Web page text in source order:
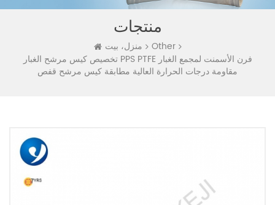
منتجات
منزل، بيت
Other
تخصيص كيس مرشح الغبار PPS PTFE فرن الأسمنت لمجمع الغبار
مقاومة درجات الحرارة العالية مطابقة كيس مرشح قفص